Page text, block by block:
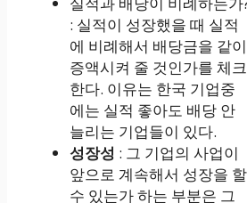
: 실적이 성장했을 때 실적
에 비례해서 배당금을 같이
증액시켜 줄 것인가를 체크
한다. 이유는 한국 기업중
에는 실적 좋아도 배당 안
늘리는 기업들이 있다.
성장성 : 그 기업의 사업이
앞으로 계속해서 성장을 할
수 있는가 하는 부분은 그